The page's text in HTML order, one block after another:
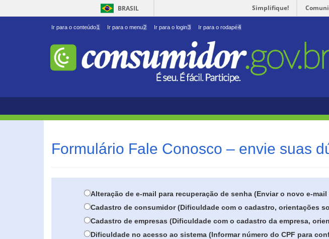
BRASIL Simplifique!
Ir para o conteúdo1 Ir para o menu2 Ir para o login3 Ir para o rodapé4
Formulário Fale Conosco – envie suas
Alteração de e-mail para recuperação de senha (Enviar o novo e-
Cadastro de consumidor (Dificuldade com o cadastro, orientações
Cadastro de empresas (Dificuldade com o cadastro da empresa,
Dificuldade no acesso ao sistema (Informar número do CPF para